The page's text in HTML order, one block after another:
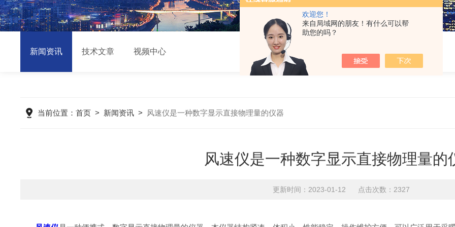
欢迎您！
来自局域网的朋友！有什么可以帮
助您的吗？
新闻资讯 技术文章 视频中心
当前位置：首页 > 新闻资讯 > 风速仪是一种数字显示直接物理量的仪器
风速仪是一种数字显示直接物理量的
更新时间：2023-01-12 点击次数：2327